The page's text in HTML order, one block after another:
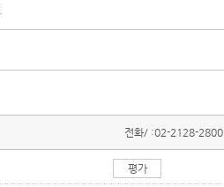
전화/ :02-2128-2800